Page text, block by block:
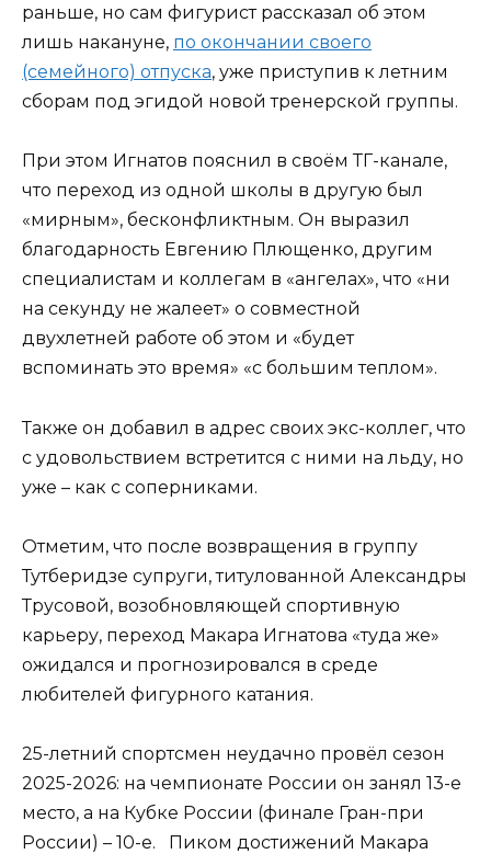
раньше, но сам фигурист рассказал об этом
лишь накануне, по окончании своего
(семейного) отпуска, уже приступив к летним
сборам под эгидой новой тренерской группы.
При этом Игнатов пояснил в своём ТГ-канале,
что переход из одной школы в другую был
«мирным», бесконфликтным. Он выразил
благодарность Евгению Плющенко, другим
специалистам и коллегам в «ангелах», что «ни
на секунду не жалеет» о совместной
двухлетней работе об этом и «будет
вспоминать это время» «с большим теплом».
Также он добавил в адрес своих экс-коллег, что
с удовольствием встретится с ними на льду, но
уже – как с соперниками.
Отметим, что после возвращения в группу
Тутберидзе супруги, титулованной Александры
Трусовой, возобновляющей спортивную
карьеру, переход Макара Игнатова «туда же»
ожидался и прогнозировался в среде
любителей фигурного катания.
25-летний спортсмен неудачно провёл сезон
2025-2026: на чемпионате России он занял 13-е
место, а на Кубке России (финале Гран-при
России) – 10-е. Пиком достижений Макара